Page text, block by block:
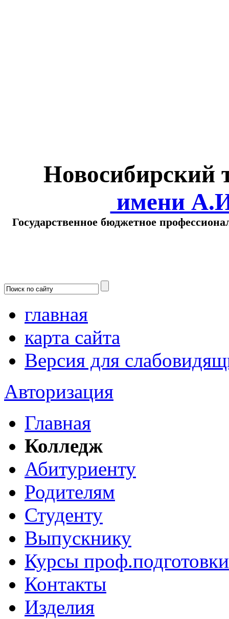
Новосибирский
имени
Государственное бюджетное
главная
карта сайта
Версия для
Авторизация
Главная
Колледж
Абитуриенту
Родителям
Студенту
Выпускнику
Курсы проф.подготовки
Контакты
Изделия